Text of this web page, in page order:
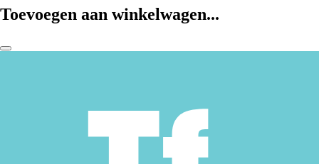
Toevoegen aan winkelwagen...